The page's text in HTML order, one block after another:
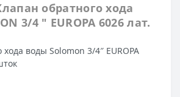
обратного хода
3/4 ″ EUROPA 6026 лат.
воды Solomon 3/4″ EUROPA